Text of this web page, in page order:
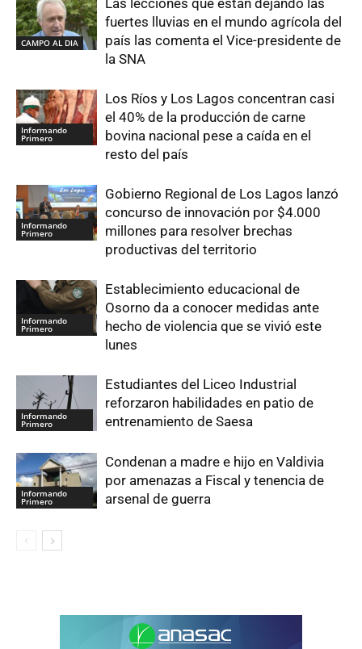
CAMPO AL DIA
Las lecciones que están dejando las
fuertes lluvias en el mundo agrícola del
país las comenta el Vice-presidente de
la SNA
Informando
Primero
Los Ríos y Los Lagos concentran casi
el 40% de la producción de carne
bovina nacional pese a caída en el
resto del país
Informando
Primero
Gobierno Regional de Los Lagos lanzó
concurso de innovación por $4.000
millones para resolver brechas
productivas del territorio
Informando
Primero
Establecimiento educacional de
Osorno da a conocer medidas ante
hecho de violencia que se vivió este
lunes
Informando
Primero
Estudiantes del Liceo Industrial
reforzaron habilidades en patio de
entrenamiento de Saesa
Informando
Primero
Condenan a madre e hijo en Valdivia
por amenazas a Fiscal y tenencia de
arsenal de guerra